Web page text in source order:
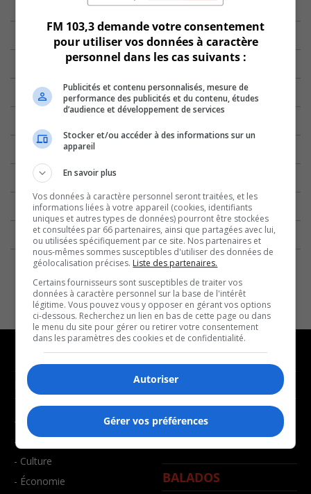
NOUVELLES
- Affaires municipales
- Communauté / Social
- Culture
- Économie
MUSIQUE
- Décompte franco
- Joué récemment
BALADOS
FM 103,3 demande votre consentement
pour utiliser vos données à caractère
personnel dans les cas suivants :
Publicités et contenu personnalisés, mesure de
performance des publicités et du contenu, études
d’audience et développement de services
Stocker et/ou accéder à des informations sur un
appareil
En savoir plus
Vos données à caractère personnel seront traitées, et les
informations liées à votre appareil (cookies, identifiants
uniques et autres types de données) pourront être stockées
et consultées par 66 partenaires, ainsi que partagées avec lui,
ou utilisées spécifiquement par ce site. Nos partenaires et
nous-mêmes sommes susceptibles d'utiliser des données de
géolocalisation précises. Liste des partenaires.
Certains fournisseurs sont susceptibles de traiter vos
données à caractère personnel sur la base de l'intérêt
légitime. Vous pouvez vous y opposer en gérant vos options
ci-dessous. Recherchez un lien en bas de cette page ou dans
le menu du site pour gérer ou retirer votre consentement
dans les paramètres des cookies et de confidentialité.
Autoriser
Gérer vos préférences